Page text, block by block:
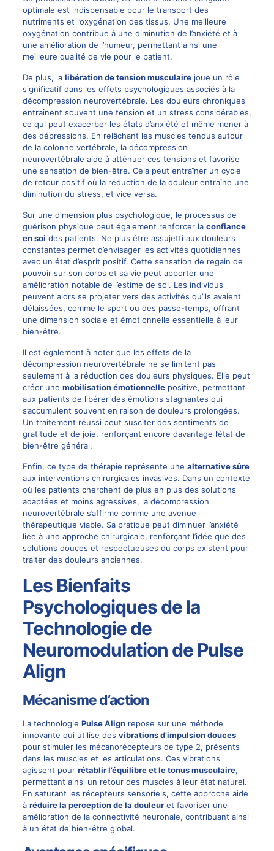
optimale est indispensable pour le transport des
nutriments et l’oxygénation des tissus. Une meilleure
oxygénation contribue à une diminution de l’anxiété et à
une amélioration de l’humeur, permettant ainsi une
meilleure qualité de vie pour le patient.
De plus, la libération de tension musculairejoue un rôle
significatif dans les effets psychologiques associés à la
décompression neurovertébrale. Les douleurs chroniques
entraînent souvent une tension et un stress considérables,
ce qui peut exacerber les états d’anxiété et même mener à
des dépressions. En relâchant les muscles tendus autour
de la colonne vertébrale, la décompression
neurovertébrale aide à atténuer ces tensions et favorise
une sensation de bien-être. Cela peut entraîner un cycle
de retour positif où la réduction de la douleur entraîne une
diminution du stress, et vice versa.
Sur une dimension plus psychologique, le processus de
guérison physique peut également renforcer la confiance
en soi des patients. Ne plus être assujetti aux douleurs
constantes permet d’envisager les activités quotidiennes
avec un état d’esprit positif. Cette sensation de regain de
pouvoir sur son corps et sa vie peut apporter une
amélioration notable de l’estime de soi. Les individus
peuvent alors se projeter vers des activités qu’ils avaient
délaissées, comme le sport ou des passe-temps, offrant
une dimension sociale et émotionnelle essentielle à leur
bien-être.
Il est également à noter que les effets de la
décompression neurovertébrale ne se limitent pas
seulement à la réduction des douleurs physiques. Elle peut
créer une mobilisation émotionnellepositive, permettant
aux patients de libérer des émotions stagnantes qui
s’accumulent souvent en raison de douleurs prolongées.
Un traitement réussi peut susciter des sentiments de
gratitude et de joie, renforçant encore davantage l’état de
bien-être général.
Enfin, ce type de thérapie représente une alternative sûre
aux interventions chirurgicales invasives. Dans un contexte
où les patients cherchent de plus en plus des solutions
adaptées et moins agressives, la décompression
neurovertébrale s’affirme comme une avenue
thérapeutique viable. Sa pratique peut diminuer l’anxiété
liée à une approche chirurgicale, renforçant l’idée que des
solutions douces et respectueuses du corps existent pour
traiter des douleurs anciennes.
Les Bienfaits
Psychologiques de la
Technologie de
Neuromodulation de Pulse
Align
Mécanisme d’action
La technologie Pulse Alignrepose sur une méthode
innovante qui utilise des vibrations d’impulsion douces
pour stimuler les mécanorécepteurs de type 2, présents
dans les muscles et les articulations. Ces vibrations
agissent pour rétablir l’équilibre et le tonus musculaire,
permettant ainsi un retour des muscles à leur état naturel.
En saturant les récepteurs sensoriels, cette approche aide
à réduire la perception de la douleuret favoriser une
amélioration de la connectivité neuronale, contribuant ainsi
à un état de bien-être global.